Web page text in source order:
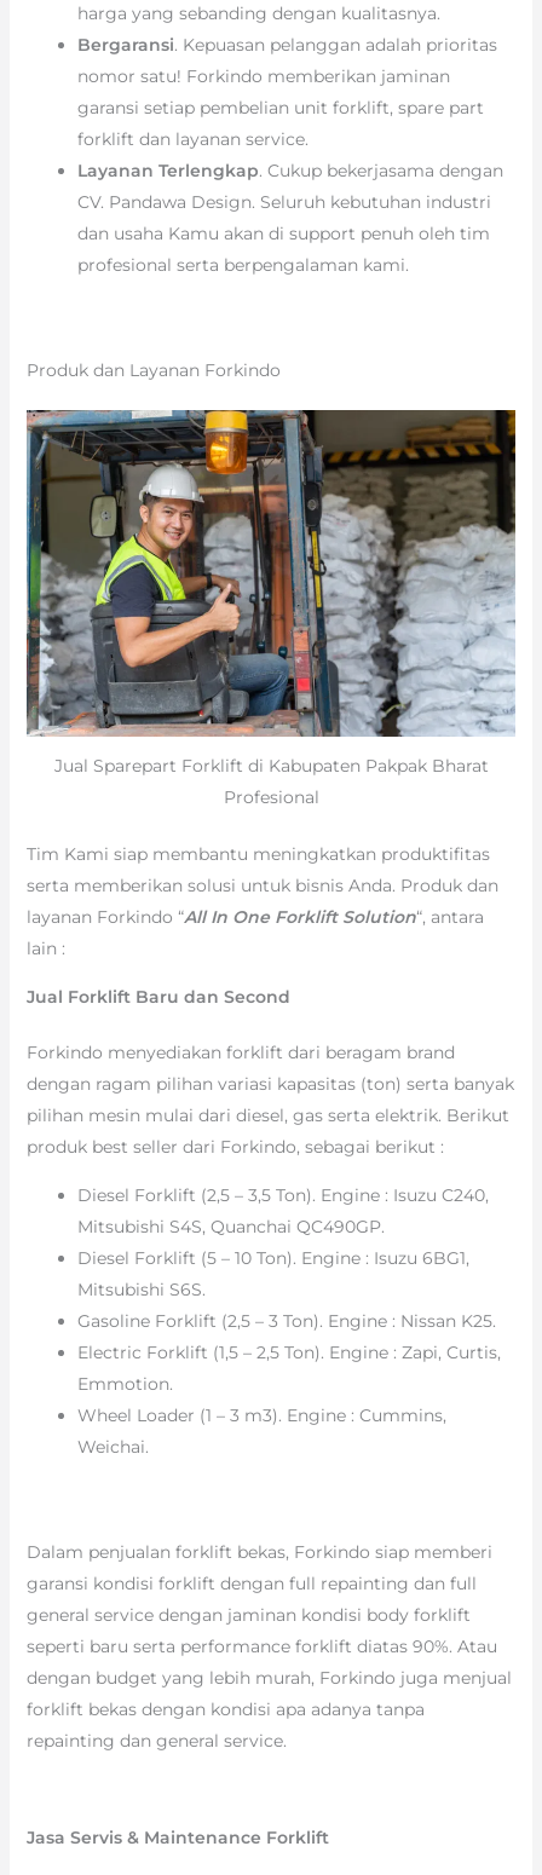
harga yang sebanding dengan kualitasnya.
Bergaransi. Kepuasan pelanggan adalah prioritas
nomor satu! Forkindo memberikan jaminan
garansi setiap pembelian unit forklift, spare part
forklift dan layanan service.
Layanan Terlengkap. Cukup bekerjasama dengan
CV. Pandawa Design. Seluruh kebutuhan industri
dan usaha Kamu akan di support penuh oleh tim
profesional serta berpengalaman kami.
Produk dan Layanan Forkindo
Jual Sparepart Forklift di Kabupaten Pakpak Bharat
Profesional
Tim Kami siap membantu meningkatkan produktifitas
serta memberikan solusi untuk bisnis Anda. Produk dan
layanan Forkindo “All In One Forklift Solution“, antara
lain :
Jual Forklift Baru dan Second
Forkindo menyediakan forklift dari beragam brand
dengan ragam pilihan variasi kapasitas (ton) serta banyak
pilihan mesin mulai dari diesel, gas serta elektrik. Berikut
produk best seller dari Forkindo, sebagai berikut :
Diesel Forklift (2,5 – 3,5 Ton). Engine : Isuzu C240,
Mitsubishi S4S, Quanchai QC490GP.
Diesel Forklift (5 – 10 Ton). Engine : Isuzu 6BG1,
Mitsubishi S6S.
Gasoline Forklift (2,5 – 3 Ton). Engine : Nissan K25.
Electric Forklift (1,5 – 2,5 Ton). Engine : Zapi, Curtis,
Emmotion.
Wheel Loader (1 – 3 m3). Engine : Cummins,
Weichai.
Dalam penjualan forklift bekas, Forkindo siap memberi
garansi kondisi forklift dengan full repainting dan full
general service dengan jaminan kondisi body forklift
seperti baru serta performance forklift diatas 90%. Atau
dengan budget yang lebih murah, Forkindo juga menjual
forklift bekas dengan kondisi apa adanya tanpa
repainting dan general service.
Jasa Servis & Maintenance Forklift